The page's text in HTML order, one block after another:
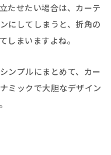
たせたい場合は、カーテ
にしてしまうと、折角の
しまいますよね。
ンプルにまとめて、カー
ミックで大胆なデザイン